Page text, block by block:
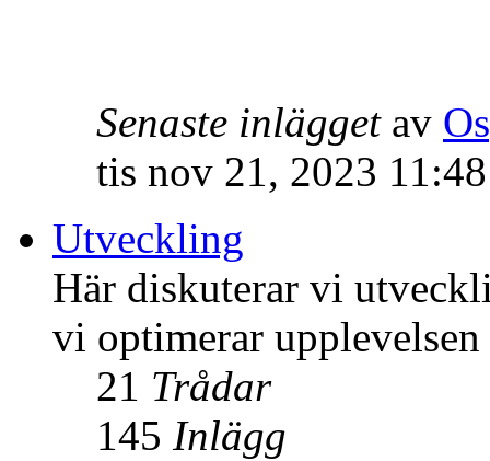
Senaste inläggetav
tis nov 21, 2023
Utveckling
Här diskuterar vi
vi optimerar
21 Trådar
145 Inlägg